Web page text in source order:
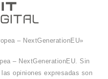
– NextGenerationEU»
– NextGenerationEU. Sin
opiniones expresadas son